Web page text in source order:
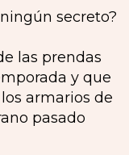
secreto?
las prendas
y que
armarios de
pasado